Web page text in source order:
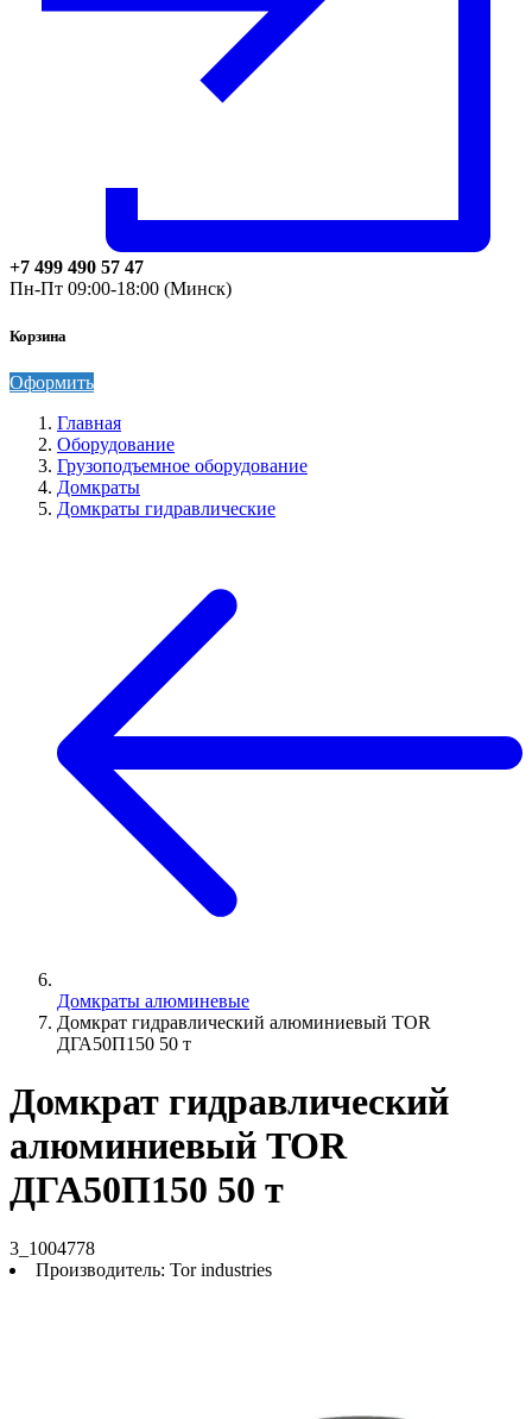
+7 499 490 57 47
Пн-Пт 09:00-18:00 (Минск)
Корзина
Оформить
Главная
Оборудование
Грузоподъемное оборудование
Домкраты
Домкраты гидравлические
Домкраты алюминевые
Домкрат гидравлический алюминиевый TOR
ДГА50П150 50 т
Домкрат гидравлический
алюминиевый TOR
ДГА50П150 50 т
3_1004778
Производитель: Tor industries